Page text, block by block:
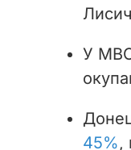
У МВС
45%,